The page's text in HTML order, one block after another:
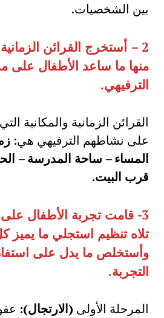
بين الشخصيات.
2 –
أستخرج القرائن الزمانية
منها ما ساعد الأطفال على
الترفيهي.
القرائن الزمانية والمكانية
على نشاطهم الترفيهي هي:
المساء – ساحة المدرسة –
قرب البيت.
3- قامت تجربة الأطفال
تلاه تنظيم استجلي ما يميز
وأستخلص ما يدل على
التجربة.
المرحلة الأولى (الارتجال):